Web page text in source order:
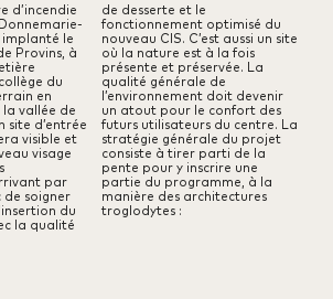
d’incendie
le
Provins, à
du
en
vallée de
site d’entrée
visible et
visage
par
de soigner
du
la qualité
et le
du
aussi un site
à la fois
La
de
devenir
des
du centre. La
du projet
de la
à la
troglodytes :